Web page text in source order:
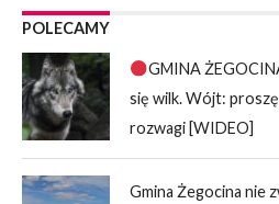
POLECAMY
GMINA
się wilk. Wójt:
rozwagi [WIDEO]
Gmina Żegocina nie